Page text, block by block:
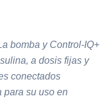
bomba y Control-IQ+
a dosis fijas y
conectados
para su uso en